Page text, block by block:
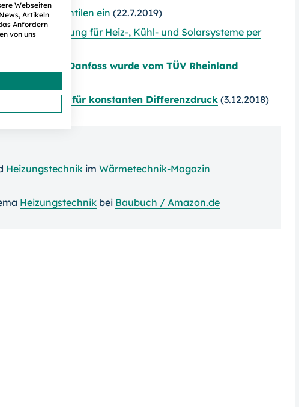
Abgleichventilen ein (22.7.2019)
Berechnung für Heiz-, Kühl- und Solarsysteme per
von Danfoss wurde vom TÜV Rheinland
Danfoss sorgt für konstanten Differenzdruck (3.12.2018)
Heizungstechnik im Wärmetechnik-Magazin
Heizungstechnik bei Baubuch / Amazon.de
Webseiten
Artikeln
Anfordern
von uns